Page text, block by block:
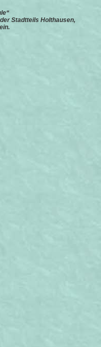
Stadtteils Holthausen,